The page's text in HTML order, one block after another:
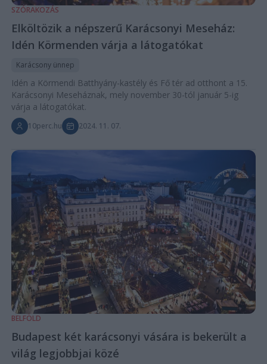
SZÓRAKOZÁS
Elköltözik a népszerű Karácsonyi Meseház:
Idén Körmenden várja a látogatókat
Karácsony ünnep
Idén a Körmendi Batthyány-kastély és Fő tér ad otthont a 15.
Karácsonyi Meseháznak, mely november 30-tól január 5-ig
várja a látogatókat.
10perc.hu 2024. 11. 07.
BELFÖLD
Budapest két karácsonyi vására is bekerült a
világ legjobbjai közé